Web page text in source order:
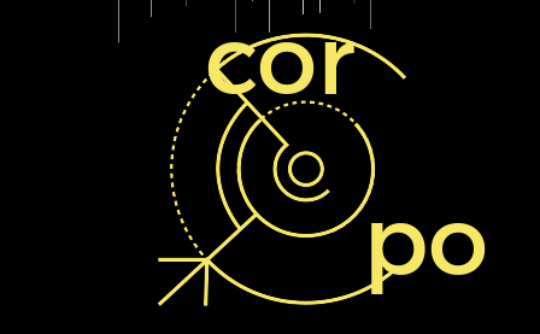
cor
po